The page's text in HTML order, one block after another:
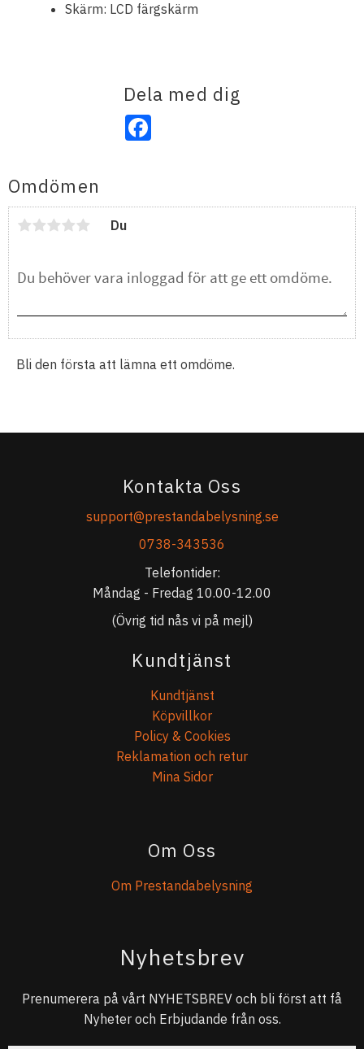
Skärm: LCD färgskärm
Dela med dig
Facebook
Omdömen
Du
Bli den första att lämna ett omdöme.
Kontakta Oss
support@prestandabelysning.se
0738-343536
Telefontider:
Måndag - Fredag 10.00-12.00
(Övrig tid nås vi på mejl)
Kundtjänst
Kundtjänst
Köpvillkor
Policy & Cookies
Reklamation och retur
Mina Sidor
Om Oss
Om Prestandabelysning
Nyhetsbrev
Prenumerera på vårt NYHETSBREV och bli först att få
Nyheter och Erbjudande från oss.